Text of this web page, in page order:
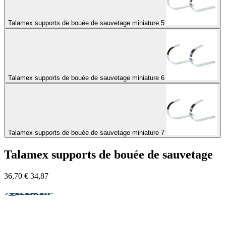
Talamex supports de bouée de sauvetage miniature 5
Talamex supports de bouée de sauvetage miniature 6
Talamex supports de bouée de sauvetage miniature 7
Talamex supports de bouée de sauvetage
36,70 € 34,87